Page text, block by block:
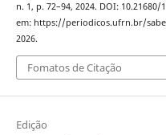
n. 1, p. 72–94, 2024. DOI:
em: https://periodicos.ufrn.br/
2026.
Fomatos de Citação
Edição